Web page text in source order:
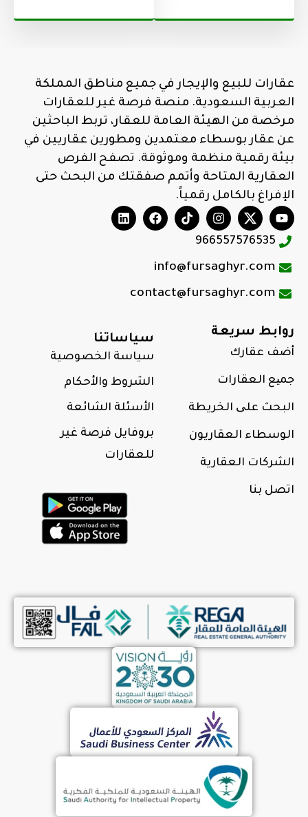
عقارات للبيع والإيجار في جميع مناطق المملكة
العربية السعودية. منصة فرصة غير للعقارات
مرخصة من الهيئة العامة للعقار، تربط الباحثين
عن عقار بوسطاء معتمدين ومطورين عقاريين في
بيئة رقمية منظمة وموثوقة. تصفح الفرص
العقارية المتاحة وأتمم صفقتك من البحث حتى
الإفراغ بالكامل رقمياً.
966557576535
info@fursaghyr.com
contact@fursaghyr.com
روابط سريعة
أضف عقارك
جمیع العقارات
البحث علی الخريطة
الوسطاء العقاريون
الشركات العقارية
اتصل بنا
سياساتنا
سياسة الخصوصية
الشروط والأحكام
الأسئلة الشائعة
بروفايل فرصة غير
للعقارات